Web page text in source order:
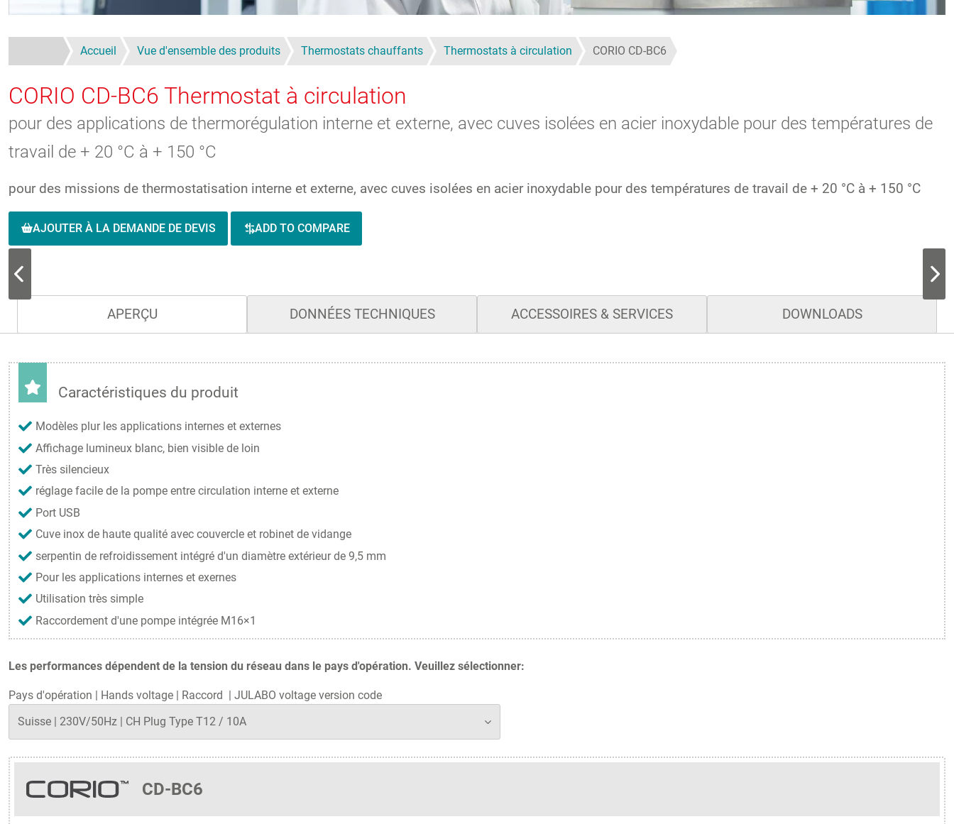
Accueil Vue d'ensemble des produits Thermostats chauffants Thermostats à circulation CORIO CD-BC6
CORIO CD-BC6 Thermostat à circulation
pour des applications de thermorégulation interne et externe, avec cuves isolées en acier inoxydable pour des températures de
travail de + 20 °C à + 150 °C
pour des missions de thermostatisation interne et externe, avec cuves isolées en acier inoxydable pour des températures de travail de + 20 °C à + 150 °C
AJOUTER À LA DEMANDE DE DEVIS ADD TO COMPARE
APERÇU DONNÉES TECHNIQUES ACCESSOIRES & SERVICES DOWNLOADS
Les performances dépendent de la tension du réseau dans le pays d'opération. Veuillez sélectionner:
Pays d'opération | Hands voltage | Raccord | JULABO voltage version code
CD-BC6
Caractéristiques du produit
Modèles plur les applications internes et externes
Affichage lumineux blanc, bien visible de loin
Très silencieux
réglage facile de la pompe entre circulation interne et externe
Port USB
Cuve inox de haute qualité avec couvercle et robinet de vidange
serpentin de refroidissement intégré d'un diamètre extérieur de 9,5 mm
Pour les applications internes et exernes
Utilisation très simple
Raccordement d'une pompe intégrée M16×1